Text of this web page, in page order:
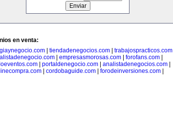
en venta:
tiendadenegocios.com trabajospracticos.com
empresasmorosas.com forofans.com
| portaldenegocio.com| analistadenegocios.com|
| cordobaguide.com| forodeinversiones.com|